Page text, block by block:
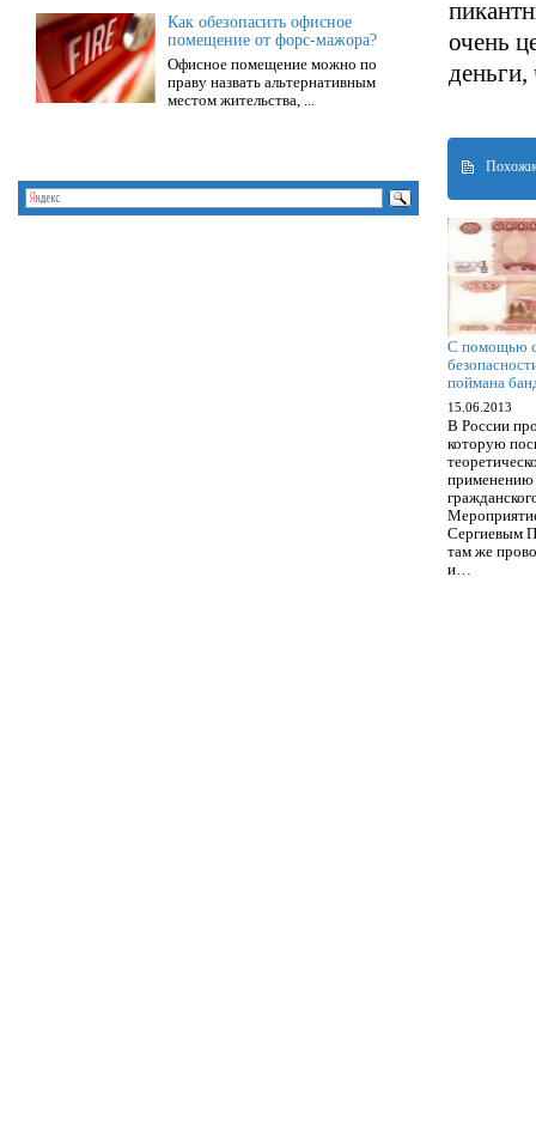
очень
деньги,
С помощью
поймана
15.06.2013
В России
которую
применению
Сергиевым
там же
и…
Как обезопасить офисное
помещение от форс-мажора?
Офисное помещение можно по
праву назвать альтернативным
местом жительства, ...